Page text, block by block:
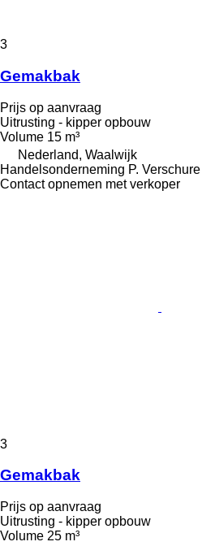
3
Gemakbak
Prijs op aanvraag
Uitrusting - kipper opbouw
Volume 15 m³
Nederland, Waalwijk
Handelsonderneming P. Verschure
Contact opnemen met verkoper
3
Gemakbak
Prijs op aanvraag
Uitrusting - kipper opbouw
Volume 25 m³